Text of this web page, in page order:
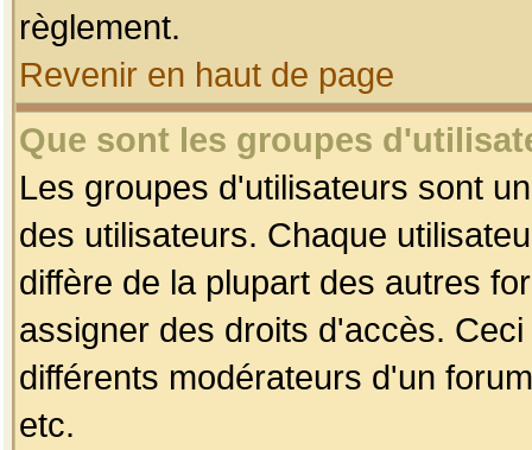
règlement.
Revenir en haut de page
Que sont les groupes
Les groupes d'utilisateurs sont
des utilisateurs. Chaque
diffère de la plupart des autres
assigner des droits d'accès.
différents modérateurs d'un
etc.